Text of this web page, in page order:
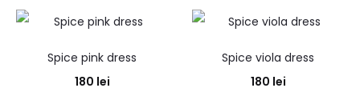
Spice pink dress
180 lei
Spice viola dress
180 lei